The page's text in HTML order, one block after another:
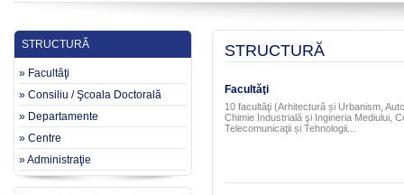
STRUCTURĂ
» Facultăţi
» Consiliu / Şcoala Doctorală
» Departamente
» Centre
» Administraţie
STRUCTURĂ
Facultăţi
10 facultăţi (Arhitectură și Urbanism,
Chimie Industrială şi Ingineria Mediului,
Telecomunicaţii și Tehnologii...